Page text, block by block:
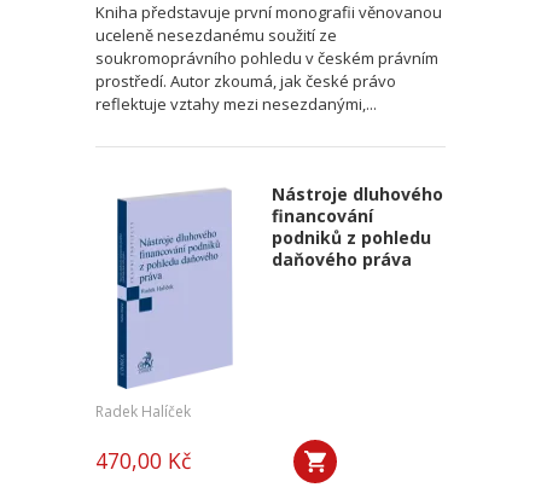
Kniha představuje první monografii věnovanou
uceleně nesezdanému soužití ze
soukromoprávního pohledu v českém právním
prostředí. Autor zkoumá, jak české právo
reflektuje vztahy mezi nesezdanými,...
Nástroje dluhového
financování
podniků z pohledu
daňového práva
Radek Halíček
470,00 Kč